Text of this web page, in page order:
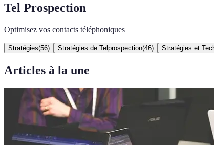
Tel Prospection
Optimisez vos contacts téléphoniques
Stratégies(56) Stratégies de Telprospection(46) Stratégies et
Articles à la une